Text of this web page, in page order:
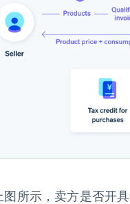
图所示，卖方是否开